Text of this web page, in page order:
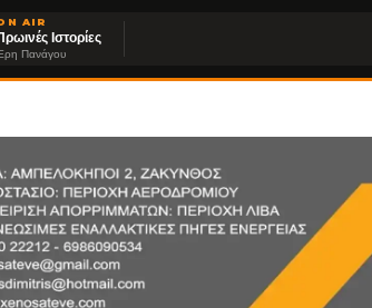
AIR
Ιστορίες
Πανάγου